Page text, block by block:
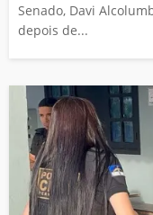
Senado, Davi
depois de...